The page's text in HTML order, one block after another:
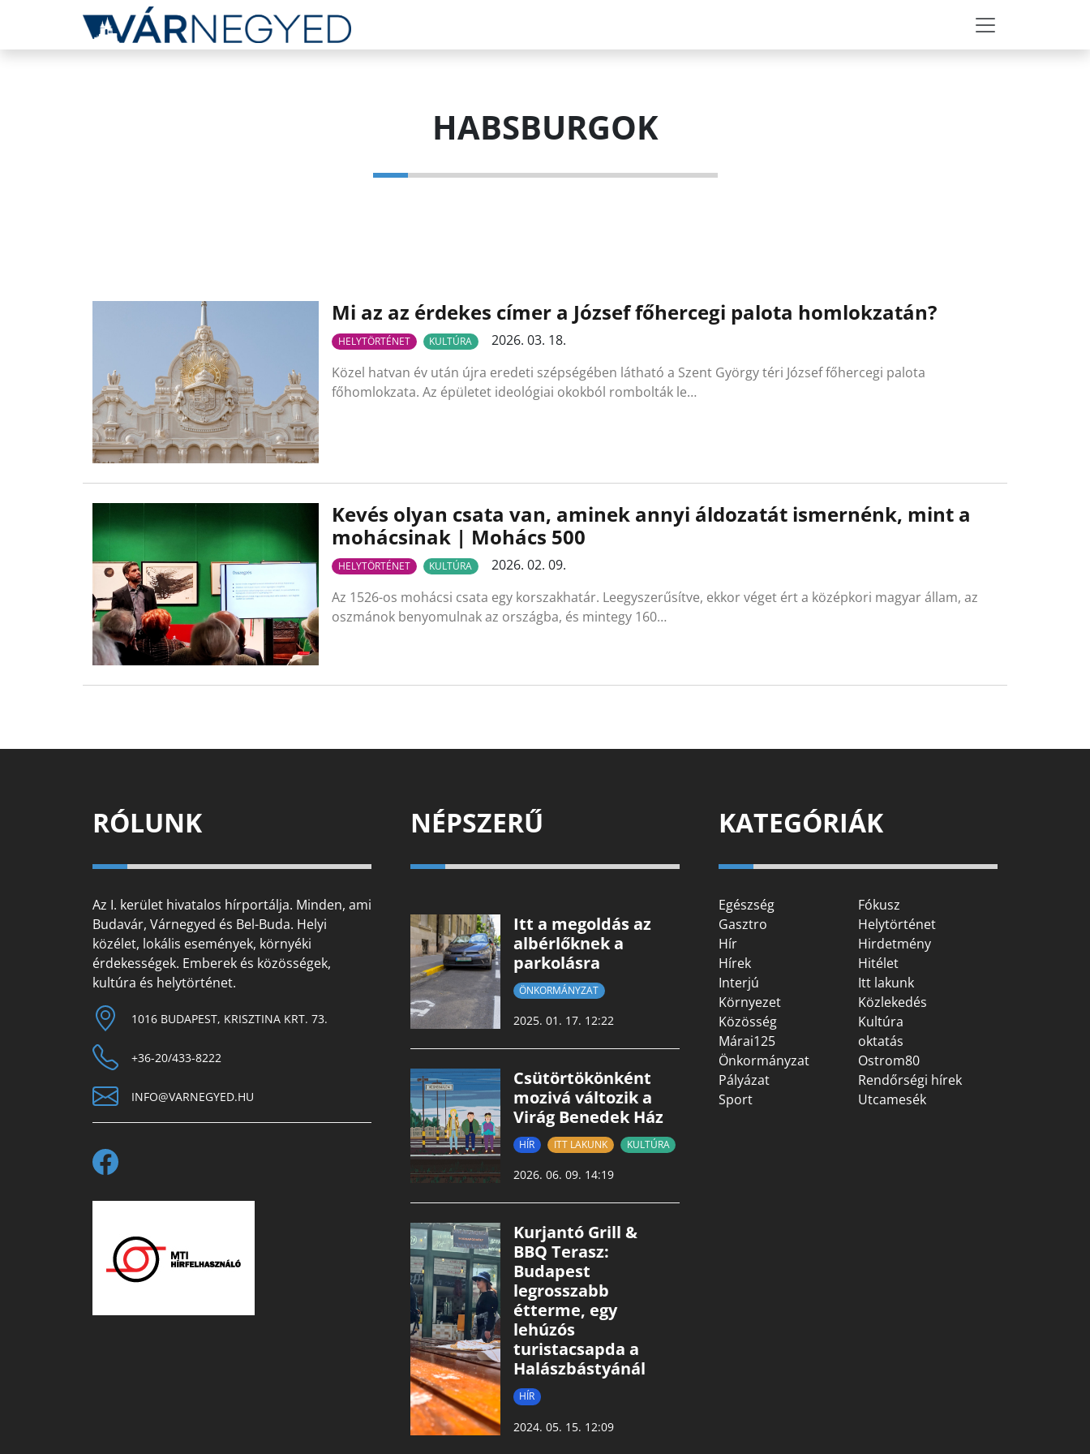
HABSBURGOK
Mi az az érdekes címer a József főhercegi palota homlokzatán?
HELYTÖRTÉNET KULTÚRA
2026. 03. 18.
Közel hatvan év után újra eredeti szépségében látható a Szent György téri József főhercegi palota
főhomlokzata. Az épületet ideológiai okokból rombolták le…
Kevés olyan csata van, aminek annyi áldozatát ismernénk, mint a
mohácsinak | Mohács 500
HELYTÖRTÉNET KULTÚRA
2026. 02. 09.
Az 1526-os mohácsi csata egy korszakhatár. Leegyszerűsítve, ekkor véget ért a középkori magyar állam, az
oszmánok benyomulnak az országba, és mintegy 160…
RÓLUNK
Az I. kerület hivatalos hírportálja. Minden, ami
Budavár, Várnegyed és Bel-Buda. Helyi
közélet, lokális események, környéki
érdekességek. Emberek és közösségek,
kultúra és helytörténet.
1016 BUDAPEST, KRISZTINA KRT. 73.
+36-20/433-8222
INFO@VARNEGYED.HU
NÉPSZERŰ
Itt a megoldás az
albérlőknek a
parkolásra
ÖNKORMÁNYZAT
2025. 01. 17. 12:22
Csütörtökönként
mozivá változik a
Virág Benedek Ház
HÍR ITT LAKUNK KULTÚRA
2026. 06. 09. 14:19
Kurjantó Grill &
BBQ Terasz:
Budapest
legrosszabb
étterme, egy
lehúzós
turistacsapda a
Halászbástyánál
HÍR
2024. 05. 15. 12:09
KATEGÓRIÁK
Egészség
Fókusz
Gasztro
Helytörténet
Hír
Hirdetmény
Hírek
Hitélet
Interjú
Itt lakunk
Környezet
Közlekedés
Közösség
Kultúra
Márai125
oktatás
Önkormányzat
Ostrom80
Pályázat
Rendőrségi hírek
Sport
Utcamesék